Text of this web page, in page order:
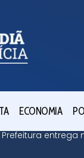
ECONOMIA
Prefeitura